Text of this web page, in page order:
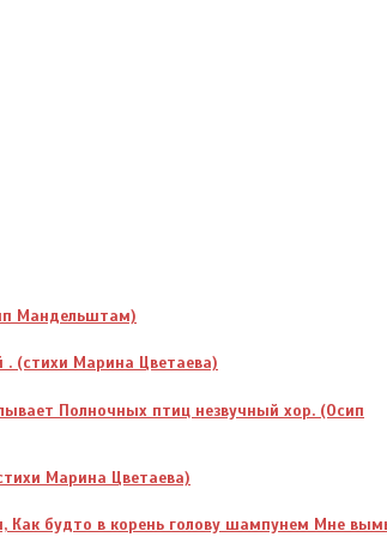
Мандельштам)
(стихи Марина Цветаева)
Полночных птиц незвучный хор. (Осип
Марина Цветаева)
Как будто в корень голову шампунем Мне